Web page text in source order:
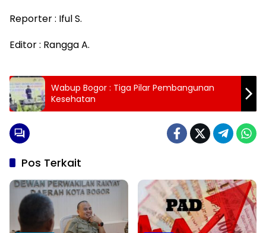
Reporter : Iful S.
Editor : Rangga A.
Wabup Bogor : Tiga Pilar Pembangunan
Kesehatan
Pos Terkait